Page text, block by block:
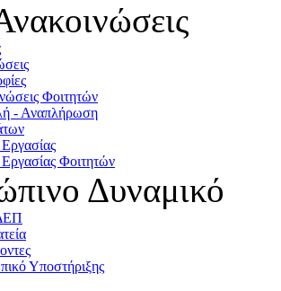
Φοιτητών
- Αναπλήρωση
Φοιτητών
Δυναμικό
Υποστήριξης